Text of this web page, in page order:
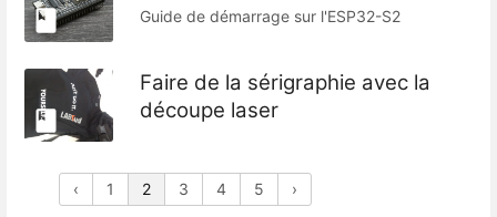
Guide de démarrage sur l'ESP32-S2
Faire de la sérigraphie avec la
découpe laser
‹ 1 2 3 4 5 ›